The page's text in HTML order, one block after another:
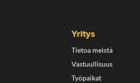
Yritys
Tietoa meistä
Vastuullisuus
Työpaikat